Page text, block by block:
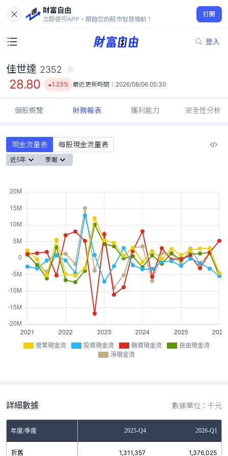
財富自由
立即使用APP，開啟您的股市智慧導航！
打開
登入
28.80
1.23%
佳世達 2352
28.80 1.23% 最近更新時間： 2026/08/06 05:30
個股概覽 財務報表 獲利能力 安全性分析
現金流量表 每股現金流量表
近5年 季報
營業現金流 投資現金流 融資現金流
自由現金流
淨現金流
詳細數據 數據單位：千元
年度/季度 2025-Q4 2026-Q1
折舊 1,311,357 1,376,025